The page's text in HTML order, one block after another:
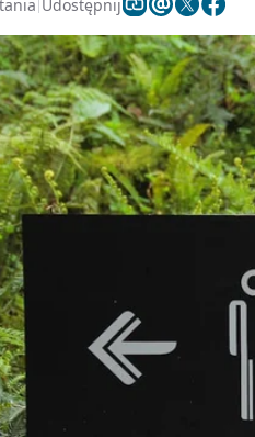
Udostępnij